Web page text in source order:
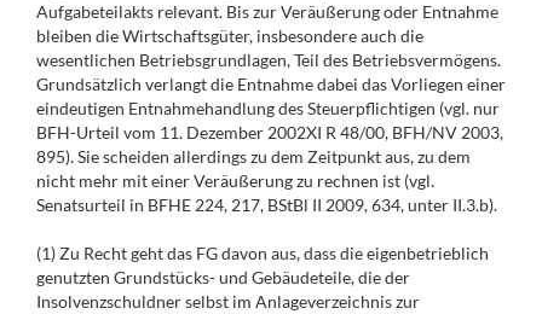
Aufgabeteilakts relevant. Bis zur Veräußerung oder Entnahme
bleiben die Wirtschaftsgüter, insbesondere auch die
wesentlichen Betriebsgrundlagen, Teil des Betriebsvermögens.
Grundsätzlich verlangt die Entnahme dabei das Vorliegen einer
eindeutigen Entnahmehandlung des Steuerpflichtigen (vgl. nur
BFH-Urteil vom 11. Dezember 2002XI R 48/00, BFH/NV 2003,
895). Sie scheiden allerdings zu dem Zeitpunkt aus, zu dem
nicht mehr mit einer Veräußerung zu rechnen ist (vgl.
Senatsurteil in BFHE 224, 217, BStBl II 2009, 634, unter II.3.b).
(1) Zu Recht geht das FG davon aus, dass die eigenbetrieblich
genutzten Grundstücks- und Gebäudeteile, die der
Insolvenzschuldner selbst im Anlageverzeichnis zur